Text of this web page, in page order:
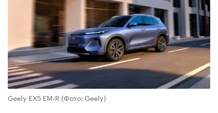
Geely EX5 EM-R (Фото: Geely)